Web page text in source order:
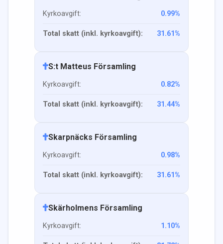
Kyrkoavgift: 0.99%
Total skatt (inkl. kyrkoavgift): 31.61%
S:t Matteus Församling
Kyrkoavgift: 0.82%
Total skatt (inkl. kyrkoavgift): 31.44%
Skarpnäcks Församling
Kyrkoavgift: 0.98%
Total skatt (inkl. kyrkoavgift): 31.61%
Skärholmens Församling
Kyrkoavgift: 1.10%